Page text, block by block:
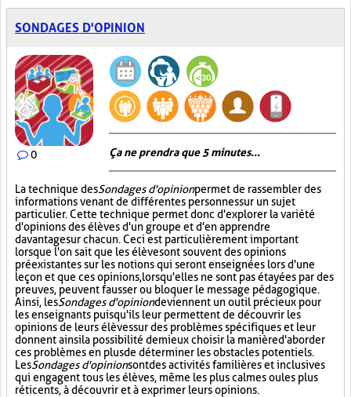
SONDAGES D'OPINION
0 Ça ne prendra que 5 minutes...
La technique desSondages d'opinionpermet de rassembler des
informations venant de différentes personnes sur un sujet
particulier. Cette technique permet donc d'explorer la variété
d'opinions des élèves d'un groupe et d'en apprendre
davantage sur chacun. Ceci est particulièrement important
lorsque l'on sait que les élèves ont souvent des opinions
préexistantes sur les notions qui seront enseignées lors d'une
leçon et que ces opinions, lorsqu'elles ne sont pas étayées par des
preuves, peuvent fausser ou bloquer le message pédagogique.
Ainsi, lesSondages d'opiniondeviennent un outil précieux pour
les enseignants puisqu'ils leur permettent de découvrir les
opinions de leurs élèves sur des problèmes spécifiques et leur
donnent ainsi la possibilité de mieux choisir la manière d'aborder
ces problèmes en plus de déterminer les obstacles potentiels.
LesSondages d'opinionsont des activités familières et inclusives
qui engagent tous les élèves, même les plus calmes ou les plus
réticents, à découvrir et à exprimer leurs opinions.